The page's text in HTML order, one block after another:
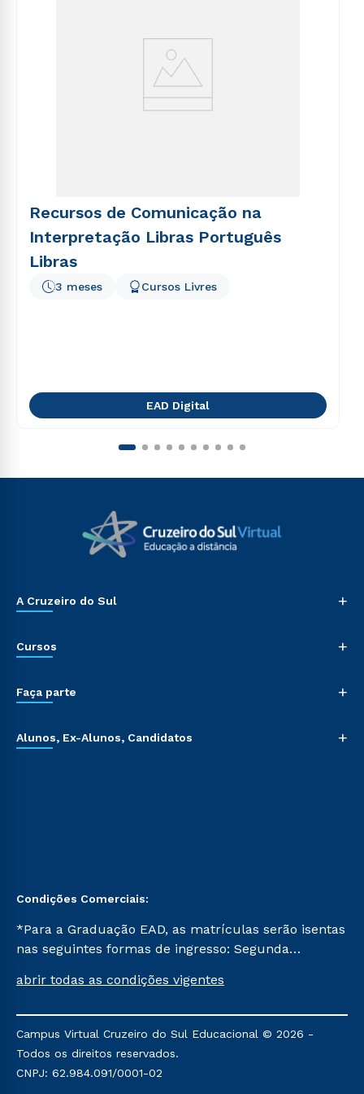
Recursos de Comunicação na
Interpretação Libras Português
Libras
3 meses Cursos Livres
EAD Digital
A Cruzeiro do Sul +
Cursos +
Faça parte +
Alunos, Ex-Alunos, Candidatos +
Condições Comerciais:
*Para a Graduação EAD, as matrículas serão isentas
nas seguintes formas de ingresso: Segunda
Já para as demais, a taxa de matrícula será de R$
mencionadas são referentes aos cursos: Ensino
Religioso, Geografia para a Docência e Metodologia
do Ensino de História: Questões Atuais.
abrir todas as condições vigentes
Campus Virtual Cruzeiro do Sul Educacional © 2026 -
Todos os direitos reservados.
CNPJ: 62.984.091/0001-02